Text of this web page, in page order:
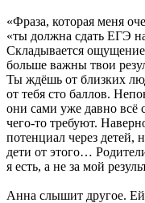
«Фраза, которая меня
«ты должна сдать ЕГЭ
Складывается
больше важны твои
Ты ждёшь от близких
от тебя сто баллов.
они сами уже давно всё
чего-то требуют.
потенциал через детей,
дети от этого…
я есть, а не за мой
Анна слышит другое.